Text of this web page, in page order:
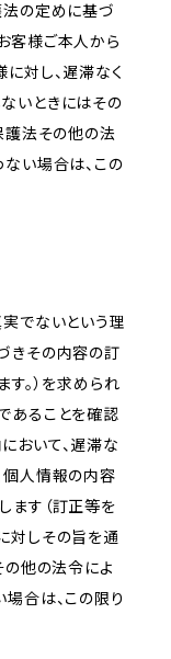
法の定めに基づ
客様ご本人から
対し、遅滞なく
いときにはその
護法その他の法
い場合は、この
実でないという理
きその内容の訂
す。）を求められ
あることを確認
おいて、遅滞な
個人情報の内容
ます（訂正等を
対しその旨を通
の他の法令によ
合は、この限り